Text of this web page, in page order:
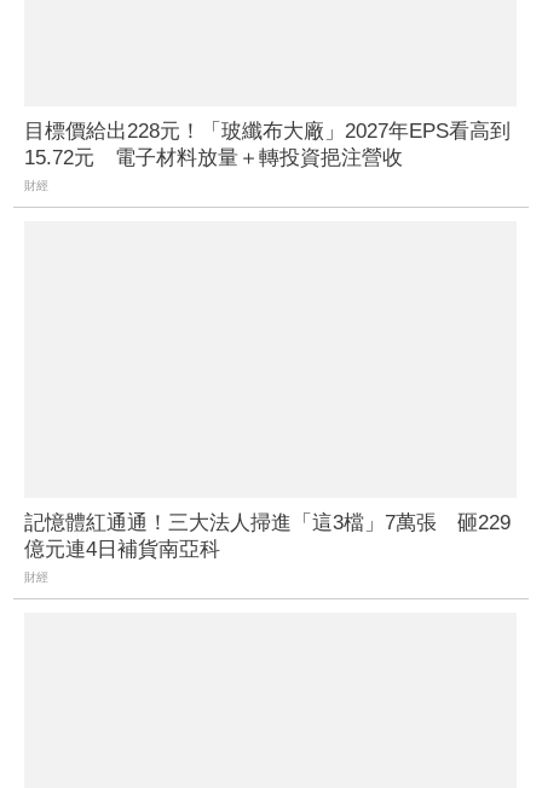
目標價給出228元！「玻纖布大廠」2027年EPS看高到
15.72元 電子材料放量＋轉投資挹注營收
財經
記憶體紅通通！三大法人掃進「這3檔」7萬張 砸229
億元連4日補貨南亞科
財經